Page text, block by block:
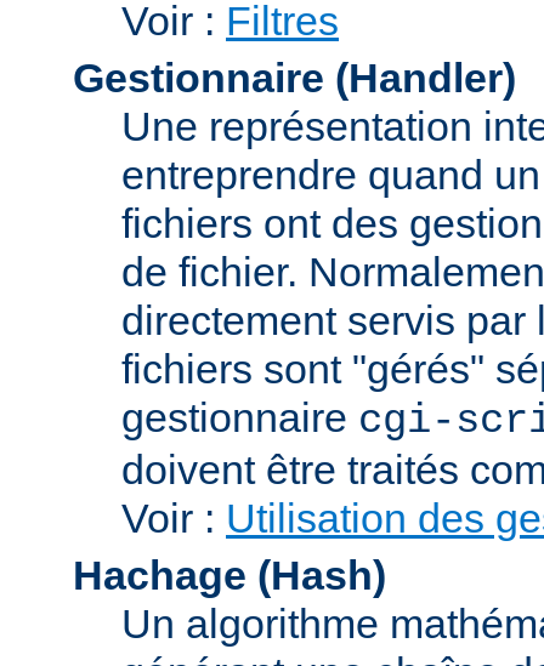
Voir : Filtres
Gestionnaire (Handler)
Une représentation
entreprendre quand
fichiers ont des
de fichier.
directement servis par
fichiers sont "gérés"
gestionnaire cgi-
doivent être traités
Voir : Utilisation des
Hachage (Hash)
Un algorithme